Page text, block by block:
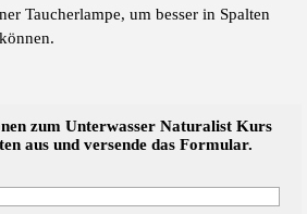
Taucherlampe, um besser in Spalten
zum Unterwasser Naturalist Kurs
aus und versende das Formular.